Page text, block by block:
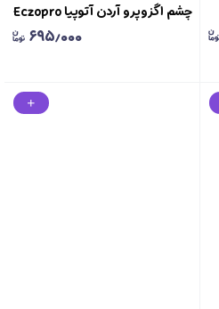
چشم اگزوپرو آردن آتوپیا Eczopro
2 in 1 Eye And Face Anti۶۹۵٫۰۰۰